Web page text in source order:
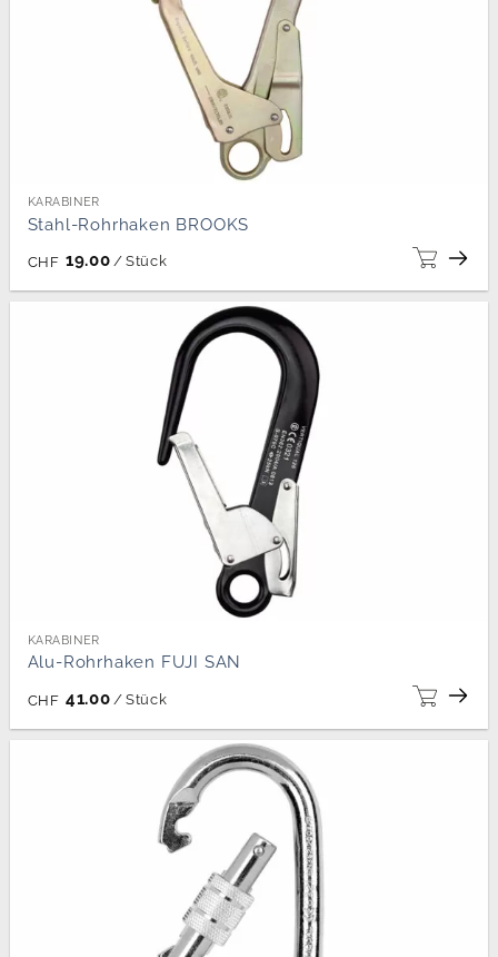
KARABINER
Stahl-Rohrhaken BROOKS
CHF 19.00 / Stück
KARABINER
Alu-Rohrhaken FUJI SAN
CHF 41.00 / Stück